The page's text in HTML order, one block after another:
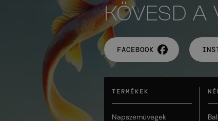
KÖVESD A
FACEBOOK
TERMÉKEK
Napszemüvegek